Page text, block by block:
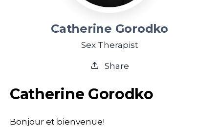
Catherine Gorodko
Sex Therapist
Share
Catherine Gorodko
Bonjour et bienvenue!